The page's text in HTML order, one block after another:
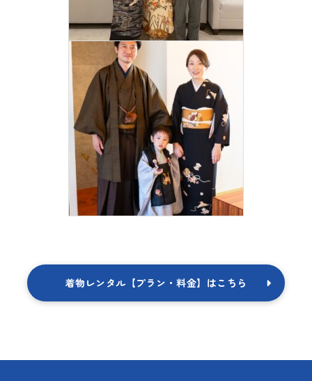
着物レンタル【プラン・料金】はこちら